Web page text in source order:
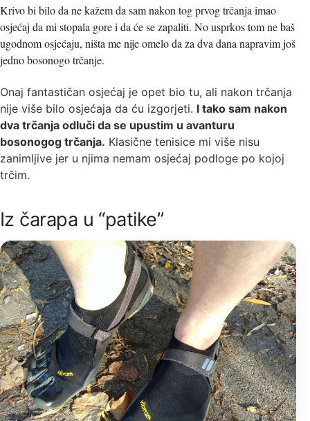
Krivo bi bilo da ne kažem da sam nakon tog prvog trčanja imao
osjećaj da mi stopala gore i da će se zapaliti. No usprkos tom ne baš
ugodnom osjećaju, ništa me nije omelo da za dva dana napravim još
jedno bosonogo trčanje.
Onaj fantastičan osjećaj je opet bio tu, ali nakon trčanja
nije više bilo osjećaja da ću izgorjeti. I tako sam nakon
dva trčanja odluči da se upustim u avanturu
bosonogog trčanja. Klasične tenisice mi više nisu
zanimljive jer u njima nemam osjećaj podloge po kojoj
trčim.
Iz čarapa u “patike”